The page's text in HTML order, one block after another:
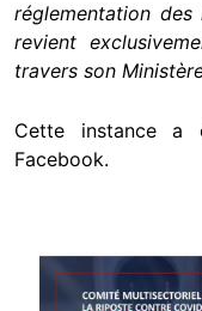
réglementation des
revient
travers son
Cette instance a
Facebook.
Image